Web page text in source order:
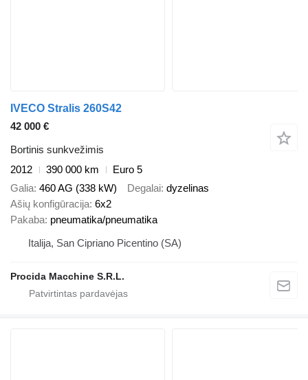
IVECO Stralis 260S42
42 000 €
Bortinis sunkvežimis
2012
390 000 km
Euro 5
Galia 460 AG (338 kW) Degalai dyzelinas
Ašių konfigūracija 6x2
Pakaba pneumatika/pneumatika
Italija, San Cipriano Picentino (SA)
Procida Macchine S.R.L.